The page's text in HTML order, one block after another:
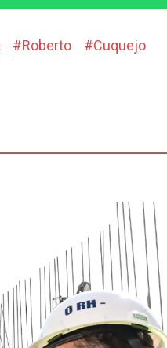
#Roberto #Cuquejo